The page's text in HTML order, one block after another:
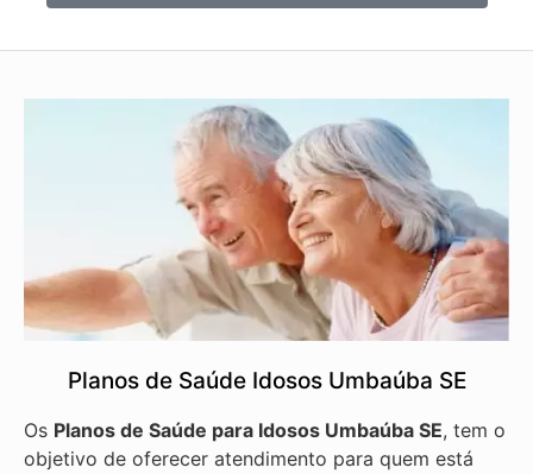
Planos de Saúde Idosos Umbaúba SE
Os Planos de Saúde para Idosos Umbaúba SE, tem o
objetivo de oferecer atendimento para quem está